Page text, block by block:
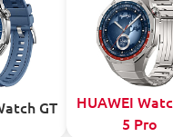
GT
HUAWEI
5 Pro